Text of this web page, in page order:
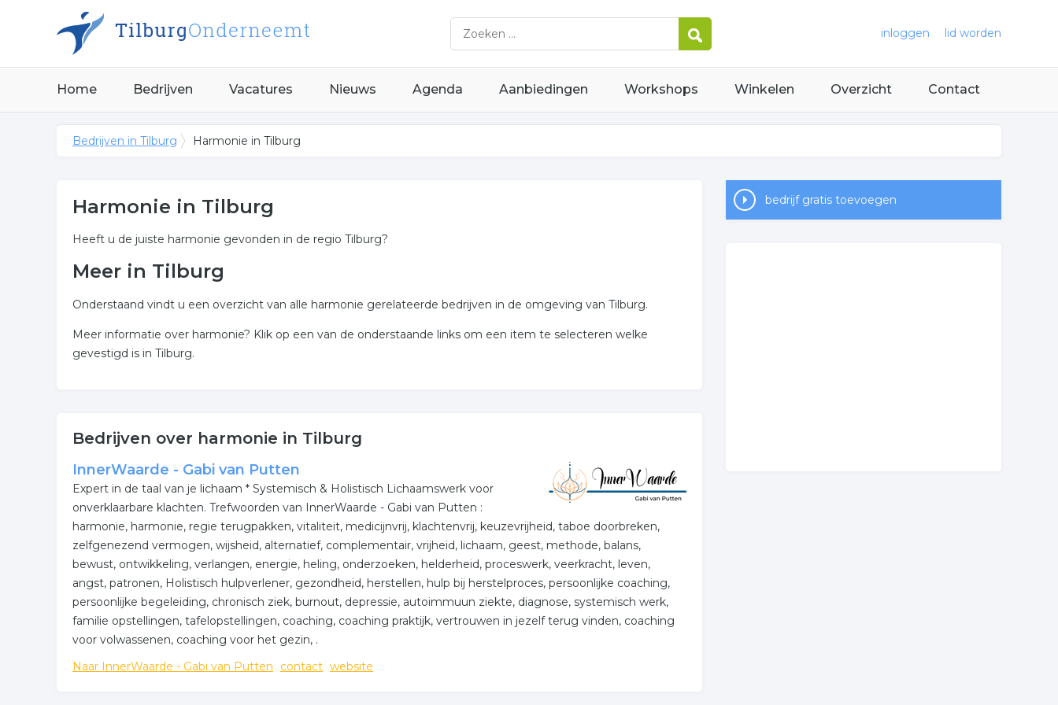
inloggen lid worden
Home Bedrijven Vacatures Nieuws Agenda Aanbiedingen Workshops Winkelen Overzicht Contact
Bedrijven in Tilburg Harmonie in Tilburg
Harmonie in Tilburg
Heeft u de juiste harmonie gevonden in de regio Tilburg?
Meer in Tilburg
Onderstaand vindt u een overzicht van alle harmonie gerelateerde bedrijven in de omgeving van Tilburg.
Meer informatie over harmonie? Klik op een van de onderstaande links om een item te selecteren welke
gevestigd is in Tilburg.
Bedrijven over harmonie in Tilburg
InnerWaarde - Gabi van Putten
Expert in de taal van je lichaam * Systemisch & Holistisch Lichaamswerk voor
onverklaarbare klachten. Trefwoorden van InnerWaarde - Gabi van Putten :
harmonie, harmonie, regie terugpakken, vitaliteit, medicijnvrij, klachtenvrij, keuzevrijheid, taboe doorbreken,
zelfgenezend vermogen, wijsheid, alternatief, complementair, vrijheid, lichaam, geest, methode, balans,
bewust, ontwikkeling, verlangen, energie, heling, onderzoeken, helderheid, proceswerk, veerkracht, leven,
angst, patronen, Holistisch hulpverlener, gezondheid, herstellen, hulp bij herstelproces, persoonlijke coaching,
persoonlijke begeleiding, chronisch ziek, burnout, depressie, autoimmuun ziekte, diagnose, systemisch werk,
familie opstellingen, tafelopstellingen, coaching, coaching praktijk, vertrouwen in jezelf terug vinden, coaching
voor volwassenen, coaching voor het gezin, .
Naar InnerWaarde - Gabi van Putten
contact website
bedrijf gratis toevoegen